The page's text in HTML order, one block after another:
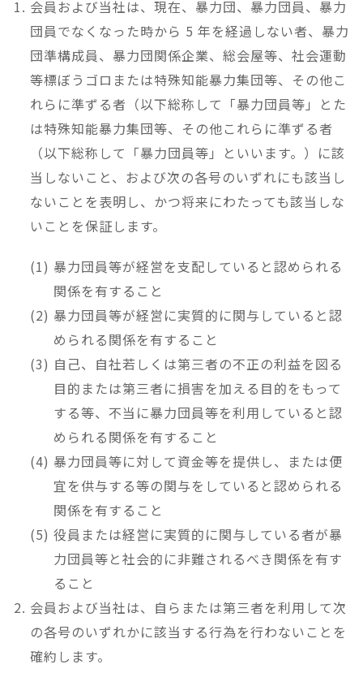
会員および当社は、現在、暴力団、暴力団員、暴力
団員でなくなった時から 5 年を経過しない者、暴力
団準構成員、暴力団関係企業、総会屋等、社会運動
等標ぼうゴロまたは特殊知能暴力集団等、その他こ
れらに準ずる者（以下総称して「暴力団員等」とた
は特殊知能暴力集団等、その他これらに準ずる者
（以下総称して「暴力団員等」といいます。）に該
当しないこと、および次の各号のいずれにも該当し
ないことを表明し、かつ将来にわたっても該当しな
いことを保証します。
暴力団員等が経営を支配していると認められる
関係を有すること
暴力団員等が経営に実質的に関与していると認
められる関係を有すること
自己、自社若しくは第三者の不正の利益を図る
目的または第三者に損害を加える目的をもって
する等、不当に暴力団員等を利用していると認
められる関係を有すること
暴力団員等に対して資金等を提供し、または便
宜を供与する等の関与をしていると認められる
関係を有すること
役員または経営に実質的に関与している者が暴
力団員等と社会的に非難されるべき関係を有す
ること
会員および当社は、自らまたは第三者を利用して次
の各号のいずれかに該当する行為を行わないことを
確約します。